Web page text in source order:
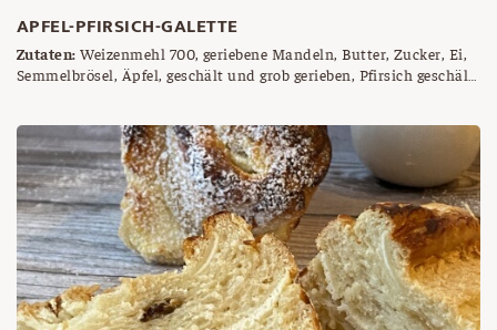
APFEL-PFIRSICH-GALETTE
Zutaten: Weizenmehl 700, geriebene Mandeln, Butter, Zucker, Ei,
Semmelbrösel, Äpfel, geschält und grob gerieben, Pfirsich geschält